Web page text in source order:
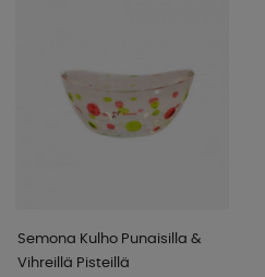
Semona Kulho Punaisilla &
Vihreillä Pisteillä